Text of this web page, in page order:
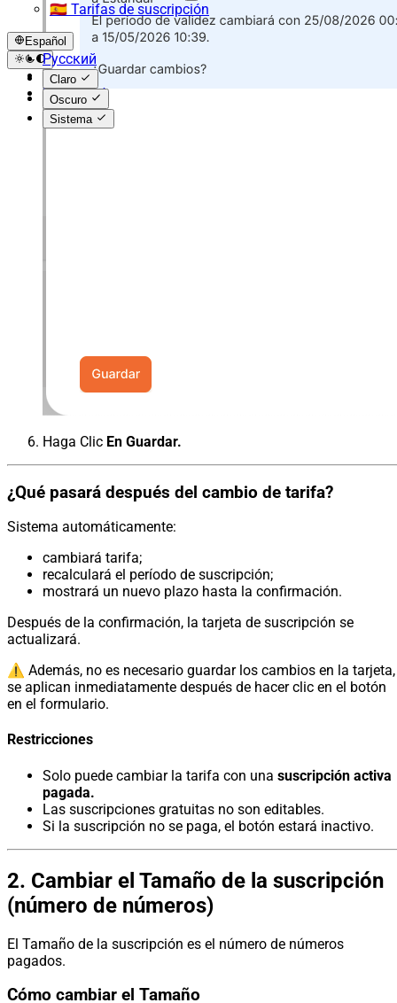
🇪🇸 Tarifas de suscripción
Español
Русский
English
Español
Claro
Oscuro
Sistema
Haga Clic En Guardar.
¿Qué pasará después del cambio de tarifa?
Sistema automáticamente:
cambiará tarifa;
recalculará el período de suscripción;
mostrará un nuevo plazo hasta la confirmación.
Después de la confirmación, la tarjeta de suscripción se
actualizará.
⚠️ Además, no es necesario guardar los cambios en la tarjeta,
se aplican inmediatamente después de hacer clic en el botón
en el formulario.
Restricciones
Solo puede cambiar la tarifa con una suscripción activa
pagada.
Las suscripciones gratuitas no son editables.
Si la suscripción no se paga, el botón estará inactivo.
2. Cambiar el Tamaño de la suscripción
(número de números)
El Tamaño de la suscripción es el número de números
pagados.
Cómo cambiar el Tamaño